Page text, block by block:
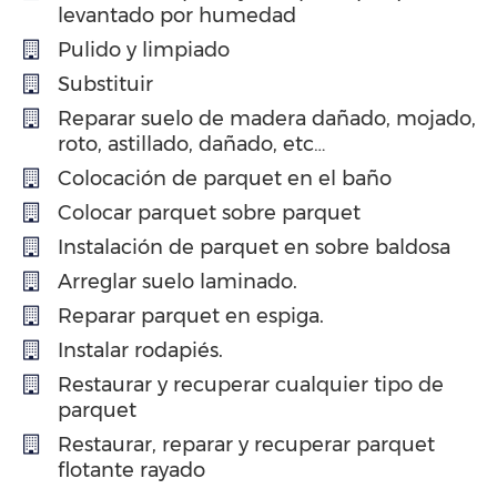
levantado por humedad
Pulido y limpiado
Substituir
Reparar suelo de madera dañado, mojado,
roto, astillado, dañado, etc…
Colocación de parquet en el baño
Colocar parquet sobre parquet
Instalación de parquet en sobre baldosa
Arreglar suelo laminado.
Reparar parquet en espiga.
Instalar rodapiés.
Restaurar y recuperar cualquier tipo de
parquet
Restaurar, reparar y recuperar parquet
flotante rayado